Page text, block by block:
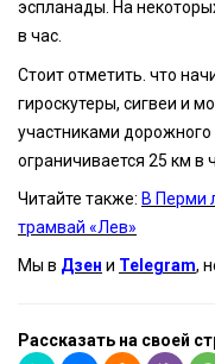
эспланады. На
в час.
Стоит отметить. что
гироскутеры, сигвеи и
участниками
ограничивается 25 км в
Читайте также: В Перми
трамвай «Лев»
Мы в Дзен и Telegram,
Рассказать на своей